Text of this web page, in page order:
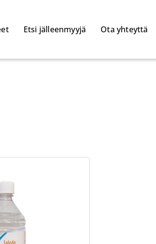
Etsi jälleenmyyjä Ota yhteyttä